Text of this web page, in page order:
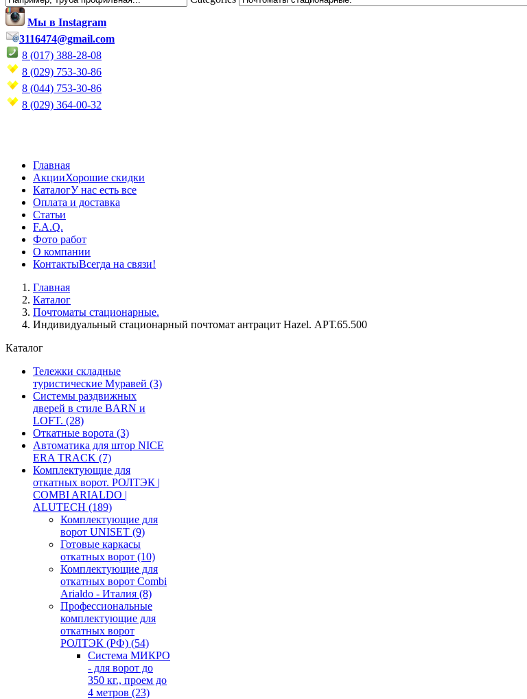
Мы в Instagram
3116474@gmail.com
8 (017) 388-28-08
8 (029) 753-30-86
8 (044) 753-30-86
8 (029) 364-00-32
Главная
АкцииХорошие скидки
КаталогУ нас есть все
Оплата и доставка
Статьи
F.A.Q.
Фото работ
О компании
КонтактыВсегда на связи!
Главная
Каталог
Почтоматы стационарные.
Индивидуальный стационарный почтомат антрацит Hazel. АРТ.65.500
Каталог
Тележки складные
туристические Муравей (3)
Системы раздвижных
дверей в стиле BARN и
LOFT. (28)
Откатные ворота (3)
Автоматика для штор NICE
ERA TRACK (7)
Комплектующие для
откатных ворот. РОЛТЭК |
COMBI ARIALDO |
ALUTECH (189)
Комплектующие для
ворот UNISET (9)
Готовые каркасы
откатных ворот (10)
Комплектующие для
откатных ворот Combi
Arialdo - Италия (8)
Профессиональные
комплектующие для
откатных ворот
РОЛТЭК (РФ) (54)
Система МИКРО
- для ворот до
350 кг., проем до
4 метров (23)